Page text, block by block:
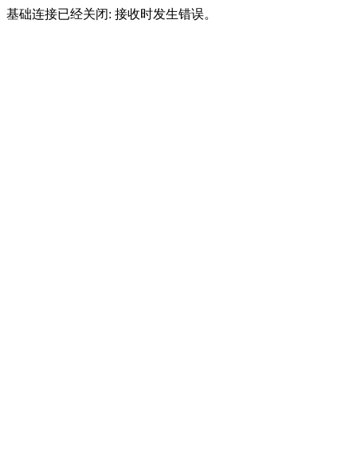
基础连接已经关闭: 接收时发生错误。